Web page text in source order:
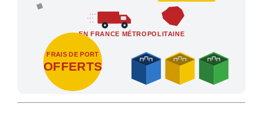
EN FRANCE MÉTROPOLITAINE
FRAIS DE PORT
OFFERTS
Profitez des Frais de port offerts en France métropolitaine